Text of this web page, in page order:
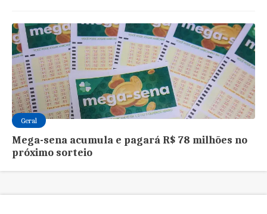
Geral
Mega-sena acumula e pagará R$ 78 milhões no
próximo sorteio